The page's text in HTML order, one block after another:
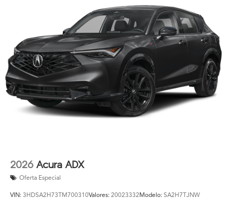
2026 Acura ADX
Oferta Especial
VIN: 3HDSA2H73TM700310Valores: 20023332Modelo: SA2H7TJNW